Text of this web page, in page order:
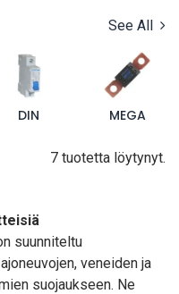
See All
DIN MEGA
7 tuotetta löytynyt.
suunniteltu
ajoneuvojen, veneiden ja
suojaukseen. Ne